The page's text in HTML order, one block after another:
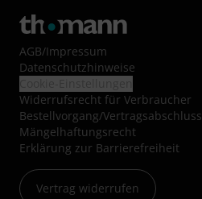
AGB/Impressum
Datenschutzhinweise
Widerrufsrecht für Verbraucher
Bestellvorgang/Vertragsabschluss
Mängelhaftungsrecht
Erklärung zur Barrierefreiheit
Vertrag widerrufen